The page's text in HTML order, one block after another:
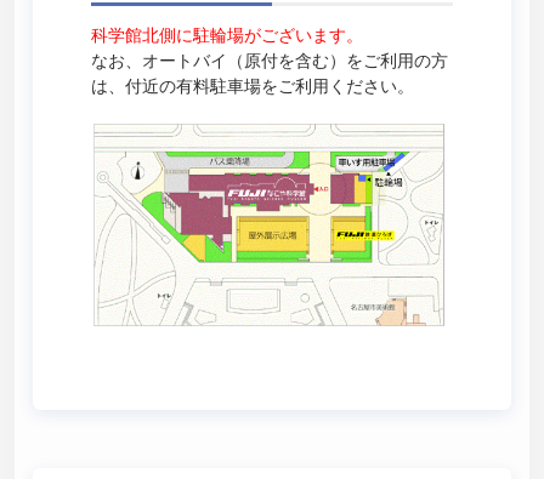
科学館北側に駐輪場がございます。
なお、オートバイ（原付を含む）をご利用の方
は、付近の有料駐車場をご利用ください。